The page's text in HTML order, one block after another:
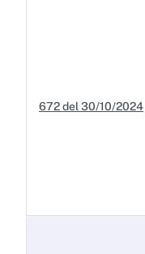
672 del 30/10/2024